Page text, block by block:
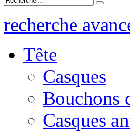
recherche
Tête
Casques
Bouchons
Casques